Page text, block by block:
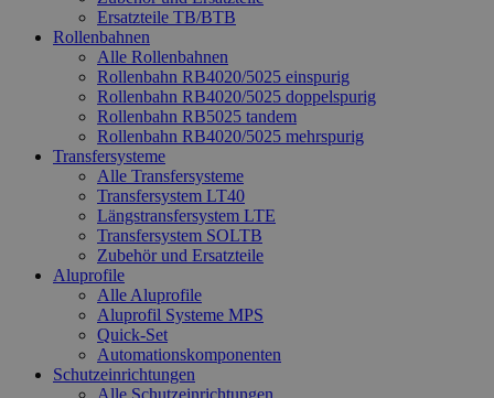
Ersatzteile TB/BTB
Rollenbahnen
Alle Rollenbahnen
Rollenbahn RB4020/5025 einspurig
Rollenbahn RB4020/5025 doppelspurig
Rollenbahn RB5025 tandem
Rollenbahn RB4020/5025 mehrspurig
Transfersysteme
Alle Transfersysteme
Transfersystem LT40
Längstransfersystem LTE
Transfersystem SOLTB
Zubehör und Ersatzteile
Aluprofile
Alle Aluprofile
Aluprofil Systeme MPS
Quick-Set
Automationskomponenten
Schutzeinrichtungen
Alle Schutzeinrichtungen